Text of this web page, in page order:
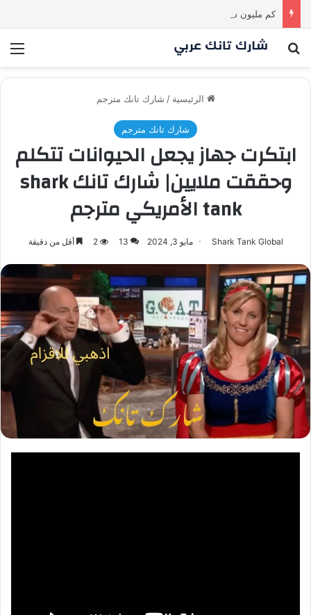
كم مليون سمعت خلال دقيقة واحدة؟ | شارك تانك العراق
بحث عن
الرئيسية / شارك تانك مترجم
شارك تانك مترجم
ابتكرت جهاز يجعل الحيوانات تتكلم
وحققت ملايين| شارك تانك shark
tank الأمريكي مترجم
Shark Tank Global مايو 3, 2024 13
2 أقل من دقيقة